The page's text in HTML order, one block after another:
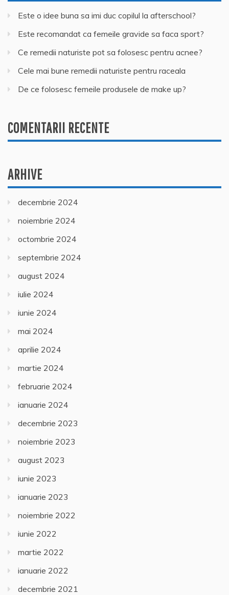
Este o idee buna sa imi duc copilul la afterschool?
Este recomandat ca femeile gravide sa faca sport?
Ce remedii naturiste pot sa folosesc pentru acnee?
Cele mai bune remedii naturiste pentru raceala
De ce folosesc femeile produsele de make up?
COMENTARII RECENTE
ARHIVE
decembrie 2024
noiembrie 2024
octombrie 2024
septembrie 2024
august 2024
iulie 2024
iunie 2024
mai 2024
aprilie 2024
martie 2024
februarie 2024
ianuarie 2024
decembrie 2023
noiembrie 2023
august 2023
iunie 2023
ianuarie 2023
noiembrie 2022
iunie 2022
martie 2022
ianuarie 2022
decembrie 2021